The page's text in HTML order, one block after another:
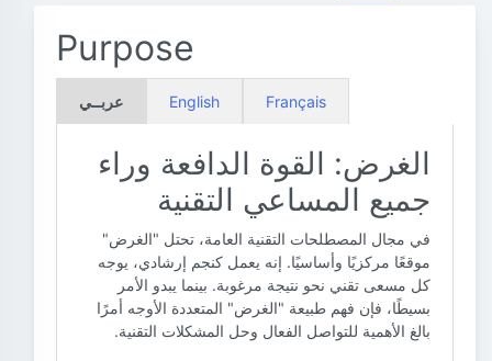
Purpose
عربــي English Français
الغرض: القوة الدافعة وراء
جميع المساعي التقنية
في مجال المصطلحات التقنية العامة، تحتل "الغرض"
موقعًا مركزيًا وأساسيًا. إنه يعمل كنجم إرشادي، يوجه
كل مسعى تقني نحو نتيجة مرغوبة. بينما يبدو الأمر
بسيطًا، فإن فهم طبيعة "الغرض" المتعددة الأوجه أمرًا
بالغ الأهمية للتواصل الفعال وحل المشكلات التقنية.